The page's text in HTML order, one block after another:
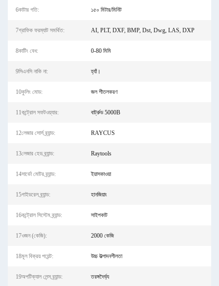
6কাটার গতি: ১৫০ মিটার/মিনিট
7গ্রাফিক ফরম্যাট সমর্থিত: AI, PLT, DXF, BMP, Dst, Dwg, LAS, DXP
8কাটিং বেধ: 0-80 মিমি
9সিএনসি নাকি না: হ্যাঁ।
10কুলিং মোড: জল শীতলকরণ
11কন্ট্রোল সফটওয়্যার: বার্ট্রুড 5000B
12লেজার সোর্স ব্র্যান্ড: RAYCUS
13লেজার হেড ব্র্যান্ড: Raytools
14সার্ভো মোটর ব্র্যান্ড: ইয়াসকাওয়া
15গাইডরেল ব্র্যান্ড: হানজিয়াং
16কন্ট্রোল সিস্টেম ব্র্যান্ড: সাইপকাট
17ওজন (কেজি): 2000 কেজি
18মূল বিক্রয় পয়েন্ট: উচ্চ উত্পাদনশীলতা
19অপটিক্যাল লেন্স ব্র্যান্ড: তরঙ্গদৈর্ঘ্য